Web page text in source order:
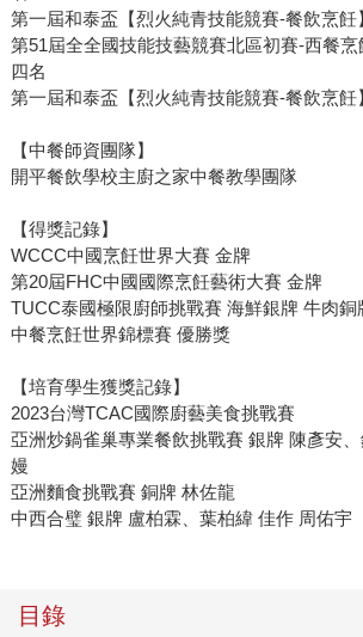
第一屆和泰盃【烈火純青技能競賽-餐飲烹飪
第51屆全全國技能技藝競賽北區初賽-西餐烹
四名
第一屆和泰盃【烈火純青技能競賽-餐飲烹飪
【中餐師資團隊】
開平餐飲學校主廚之家中餐教學團隊
【得獎記錄】
WCCC中國烹飪世界大賽 金牌
第20屆FHC中國國際烹飪藝術大賽 金牌
TUCC泰國極限廚師挑戰賽 海鮮銀牌 牛肉銅
中餐烹飪世界錦標賽 優勝獎
【培育學生獲獎記錄】
2023台灣TCAC國際廚藝美食挑戰賽
亞洲炒鍋雀巢專業餐飲挑戰賽 銀牌 陳彥安
嫚
亞洲麵食挑戰賽 銅牌 林佐龍
中西合璧 銀牌 盧柏霖、葉柏緯 佳作 周佑宇
目錄